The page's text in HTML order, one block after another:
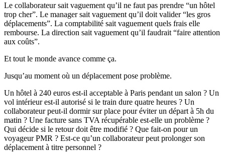
Le collaborateur sait vaguement qu’il ne faut pas prendre “un hôtel
trop cher”. Le manager sait vaguement qu’il doit valider “les gros
déplacements”. La comptabilité sait vaguement quels frais elle
rembourse. La direction sait vaguement qu’il faudrait “faire attention
aux coûts”.
Et tout le monde avance comme ça.
Jusqu’au moment où un déplacement pose problème.
Un hôtel à 240 euros est-il acceptable à Paris pendant un salon ? Un
vol intérieur est-il autorisé si le train dure quatre heures ? Un
collaborateur peut-il dormir sur place pour éviter un départ à 5h du
matin ? Une facture sans TVA récupérable est-elle un problème ?
Qui décide si le retour doit être modifié ? Que fait-on pour un
voyageur PMR ? Est-ce qu’un collaborateur peut prolonger son
déplacement à titre personnel ?